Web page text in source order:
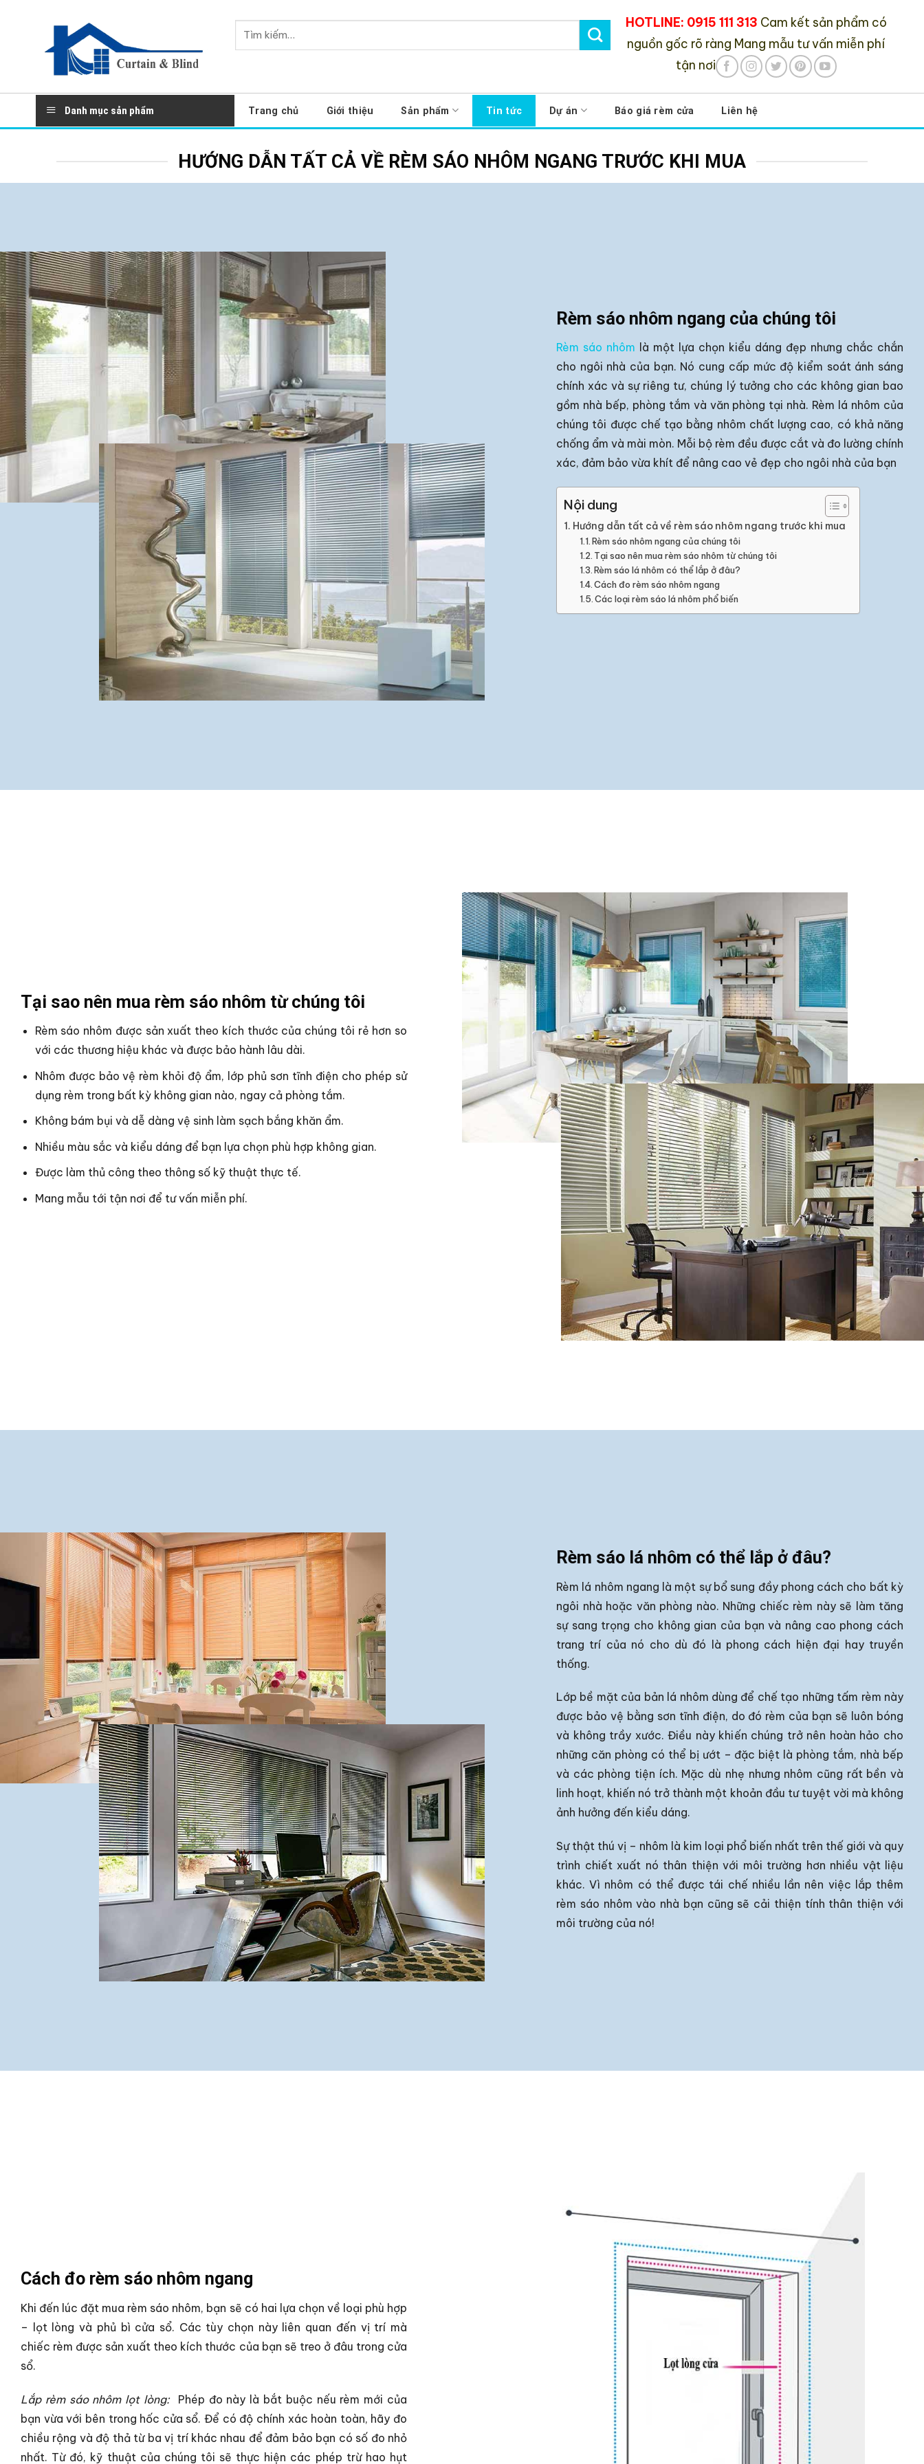
Tìm
kiếm:
HOTLINE: 0915 111 313 Cam kết sản phẩm có
nguồn gốc rõ ràng Mang mẫu tư vấn miễn phí
tận nơi
Danh mục sản phẩm Trang chủ Giới thiệu Sản phẩm Tin tức Dự án Báo giá rèm cửa Liên hệ
HƯỚNG DẪN TẤT CẢ VỀ RÈM SÁO NHÔM NGANG TRƯỚC KHI MUA
Rèm sáo nhôm ngang của chúng tôi
Rèm sáo nhôm là một lựa chọn kiểu dáng đẹp nhưng chắc chắn
cho ngôi nhà của bạn. Nó cung cấp mức độ kiểm soát ánh sáng
chính xác và sự riêng tư, chúng lý tưởng cho các không gian bao
gồm nhà bếp, phòng tắm và văn phòng tại nhà. Rèm lá nhôm của
chúng tôi được chế tạo bằng nhôm chất lượng cao, có khả năng
chống ẩm và mài mòn. Mỗi bộ rèm đều được cắt và đo lường chính
xác, đảm bảo vừa khít để nâng cao vẻ đẹp cho ngôi nhà của bạn
Nội dung
Hướng dẫn tất cả về rèm sáo nhôm ngang trước khi mua
Rèm sáo nhôm ngang của chúng tôi
Tại sao nên mua rèm sáo nhôm từ chúng tôi
Rèm sáo lá nhôm có thể lắp ở đâu?
Cách đo rèm sáo nhôm ngang
Các loại rèm sáo lá nhôm phổ biến
Tại sao nên mua rèm sáo nhôm từ chúng tôi
Rèm sáo nhôm được sản xuất theo kích thước của chúng tôi rẻ hơn so
với các thương hiệu khác và được bảo hành lâu dài.
Nhôm được bảo vệ rèm khỏi độ ẩm, lớp phủ sơn tĩnh điện cho phép sử
dụng rèm trong bất kỳ không gian nào, ngay cả phòng tắm.
Không bám bụi và dễ dàng vệ sinh làm sạch bắng khăn ẩm.
Nhiều màu sắc và kiểu dáng để bạn lựa chọn phù hợp không gian.
Được làm thủ công theo thông số kỹ thuật thực tế.
Mang mẫu tới tận nơi để tư vấn miễn phí.
Rèm sáo lá nhôm có thể lắp ở đâu?
Rèm lá nhôm ngang là một sự bổ sung đầy phong cách cho bất kỳ
ngôi nhà hoặc văn phòng nào. Những chiếc rèm này sẽ làm tăng
sự sang trọng cho không gian của bạn và nâng cao phong cách
trang trí của nó cho dù đó là phong cách hiện đại hay truyền
thống.
Lớp bề mặt của bản lá nhôm dùng để chế tạo những tấm rèm này
được bảo vệ bằng sơn tĩnh điện, do đó rèm của bạn sẽ luôn bóng
và không trầy xước. Điều này khiến chúng trở nên hoàn hảo cho
những căn phòng có thể bị ướt – đặc biệt là phòng tắm, nhà bếp
và các phòng tiện ích. Mặc dù nhẹ nhưng nhôm cũng rất bền và
linh hoạt, khiến nó trở thành một khoản đầu tư tuyệt vời mà không
ảnh hưởng đến kiểu dáng.
Sự thật thú vị – nhôm là kim loại phổ biến nhất trên thế giới và quy
trình chiết xuất nó thân thiện với môi trường hơn nhiều vật liệu
khác. Vì nhôm có thể được tái chế nhiều lần nên việc lắp thêm
rèm sáo nhôm vào nhà bạn cũng sẽ cải thiện tính thân thiện với
môi trường của nó!
Cách đo rèm sáo nhôm ngang
Khi đến lúc đặt mua rèm sáo nhôm, bạn sẽ có hai lựa chọn về loại phù hợp
– lọt lòng và phủ bì cửa sổ. Các tùy chọn này liên quan đến vị trí mà
chiếc rèm được sản xuất theo kích thước của bạn sẽ treo ở đâu trong cửa
sổ.
Lắp rèm sáo nhôm lọt lòng: Phép đo này là bắt buộc nếu rèm mới của
bạn vừa với bên trong hốc cửa sổ. Để có độ chính xác hoàn toàn, hãy đo
chiều rộng và độ thả từ ba vị trí khác nhau để đảm bảo bạn có số đo nhỏ
nhất. Từ đó, kỹ thuật của chúng tôi sẽ thực hiện các phép trừ hao hụt